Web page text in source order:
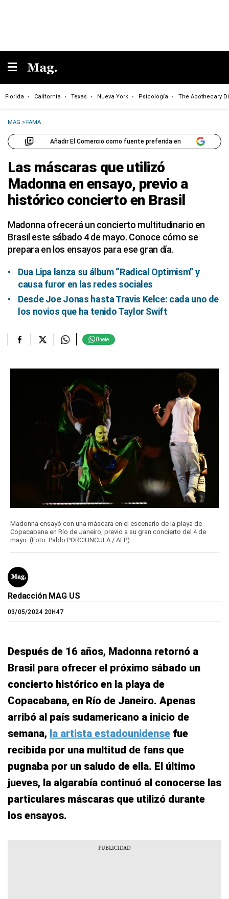
Florida California Texas Nueva York Psicología The Apothecary
MAG >FAMA
Añadir El Comercio como fuente preferida en
Las máscaras que utilizó
Madonna en ensayo, previo a
histórico concierto en Brasil
Madonna ofrecerá un concierto multitudinario en
Brasil este sábado 4 de mayo. Conoce cómo se
prepara en los ensayos para ese gran día.
Dua Lipa lanza su álbum “Radical Optimism” y
causa furor en las redes sociales
Desde Joe Jonas hasta Travis Kelce: cada uno de
los novios que ha tenido Taylor Swift
Únete
Madonna ensayó con una máscara en el escenario de la playa de
Copacabana en Río de Janeiro, previo a su gran concierto del 4 de
mayo. (Foto: Pablo PORCIUNCULA / AFP).
Redacción MAG US
03/05/2024 20H47
Después de 16 años, Madonna retornó a
Brasil para ofrecer el próximo sábado un
concierto histórico en la playa de
Copacabana, en Río de Janeiro. Apenas
arribó al país sudamericano a inicio de
semana, la artista estadounidense fue
recibida por una multitud de fans que
pugnaba por un saludo de ella. El último
jueves, la algarabía continuó al conocerse las
particulares máscaras que utilizó durante
los ensayos.